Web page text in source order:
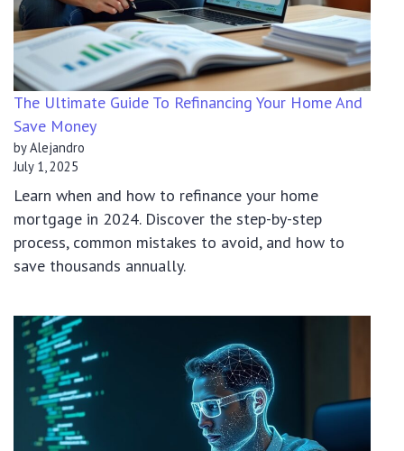
The Ultimate Guide To Refinancing Your Home And
Save Money
by Alejandro
July 1, 2025
Learn when and how to refinance your home
mortgage in 2024. Discover the step-by-step
process, common mistakes to avoid, and how to
save thousands annually.